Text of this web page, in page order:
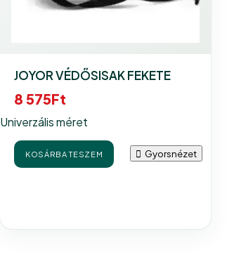
JOYOR VÉDŐSISAK FEKETE
8 575Ft
Univerzális méret
KOSÁRBA TESZEM Gyorsnézet